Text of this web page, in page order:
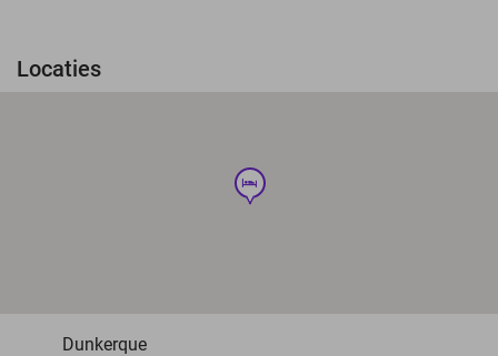
Locaties
hotel
Dunkerque